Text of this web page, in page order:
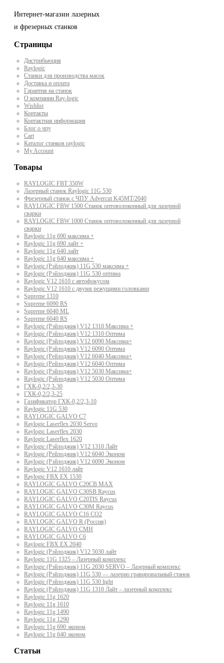
Интернет-магазин лазерных
и фрезерных станков
Страницы
Дистрибьюция
Raylogic
Станки для производства масок
Доставка и оплата
Гарантия на станок
О компании Ray-logic
Wishlist
Контакты
Контактная информация
Блог о чпу
Cart
Каталог станков raylogic
My Account
Товары
RAYLOGIC FBT 350W
Лазерный станок Raylogic 11G 530
Фрезерный станок с ЧПУ Advercut K45MT/2040
RAYLOGIC FBW 1500 Станок оптоволоконный для лазерной
сварки
RAYLOGIC FBW 1000 Станок оптоволоконный для лазерной
сварки
Raylogic 11g 690 максима +
Raylogic 11g 690 лайт +
Raylogic 11g 640 лайт
Raylogic 11g 640 максима +
Raylogic (Рэйлоджик) 11G 530 максима +
Raylogic (Рэйлоджик) 11G 530 оптима
Raylogic V12 1610 с автофокусом
Raylogic V12 1610 с двумя режущими головками
Supreme 1310
Supreme 6090 RS
Supreme 6040 ML
Supreme 6040 RS
Raylogic (Рэйлоджик) V12 1310 Максима +
Raylogic (Рэйлоджик) V12 1310 Оптима
Raylogic (Рэйлоджик) V12 6090 Максима+
Raylogic (Рэйлоджик) V12 6090 Оптима
Raylogic (Рейлоджик) V12 6040 Максима+
Raylogic (Рейлоджик) V12 6040 Оптима
Raylogic (Рэйлоджик) V12 5030 Максима+
Raylogic (Рэйлоджик) V12 5030 Оптима
ГХК-0,2/2,3-30
ГХК-0,2/2,3-25
Газификатор ГХК-0,2/2,3-10
Raylogic 11G 530
RAYLOGIC GALVO С7
Raylogic Laserflex 2030 Servo
Raylogic Laserflex 2030
Raylogic Laserflex 1620
Raylogic (Рэйлоджик) V12 1310 Лайт
Raylogic (Рейлоджик) V12 6040 Эконом
Raylogic (Рэйлоджик) V12 6090 Эконом
Raylogic V12 1610 лайт
Raylogic FBX EX 1530
RAYLOGIC GALVO С20CB MAX
RAYLOGIC GALVO С30SB Raycus
RAYLOGIC GALVO C20TIS Raycus
RAYLOGIC GALVO С30M Raycus
RAYLOGIC GALVO С16 CO2
RAYLOGIC GALVO R (Россия)
RAYLOGIC GALVO CMH
RAYLOGIC GALVO С6
Raylogic FBX EX 2040
Raylogic (Рэйлоджик) V12 5030 лайт
Raylogic 11G 1325 – Лазерный комплекс
Raylogic (Рэйлоджик) 11G 2030 SERVO – Лазерный комплекс
Raylogic (Рэйлоджик) 11G 530 — лазерно гравировальный станок
Raylogic (Рэйлоджик) 11G 530 light
Raylogic (Рэйлоджик) 11G 1310 Лайт – лазерный комплекс
Raylogic 11g 1620
Raylogic 11g 1610
Raylogic 11g 1490
Raylogic 11g 1290
Raylogic 11g 690 эконом
Raylogic 11g 640 эконом
Статьи